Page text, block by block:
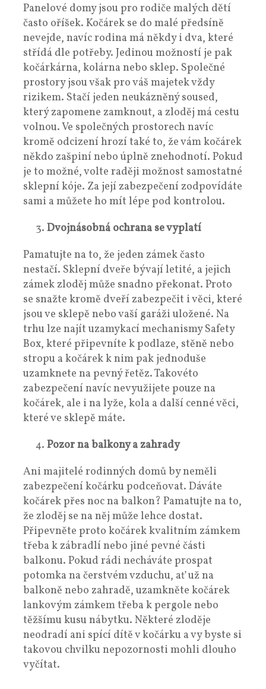
Panelové domy jsou pro rodiče malých dětí
často oříšek. Kočárek se do malé předsíně
nevejde, navíc rodina má někdy i dva, které
střídá dle potřeby. Jedinou možností je pak
kočárkárna, kolárna nebo sklep. Společné
prostory jsou však pro váš majetek vždy
rizikem. Stačí jeden neukázněný soused,
který zapomene zamknout, a zloděj má cestu
volnou. Ve společných prostorech navíc
kromě odcizení hrozí také to, že vám kočárek
někdo zašpiní nebo úplně znehodnotí. Pokud
je to možné, volte raději možnost samostatné
sklepní kóje. Za její zabezpečení zodpovídáte
sami a můžete ho mít lépe pod kontrolou.
Dvojnásobná ochrana se vyplatí
Pamatujte na to, že jeden zámek často
nestačí. Sklepní dveře bývají letité, a jejich
zámek zloděj může snadno překonat. Proto
se snažte kromě dveří zabezpečit i věci, které
jsou ve sklepě nebo vaší garáži uložené. Na
trhu lze najít uzamykací mechanismy Safety
Box, které připevníte k podlaze, stěně nebo
stropu a kočárek k nim pak jednoduše
uzamknete na pevný řetěz. Takovéto
zabezpečení navíc nevyužijete pouze na
kočárek, ale i na lyže, kola a další cenné věci,
které ve sklepě máte.
Pozor na balkony a zahrady
Ani majitelé rodinných domů by neměli
zabezpečení kočárku podceňovat. Dáváte
kočárek přes noc na balkon? Pamatujte na to,
že zloděj se na něj může lehce dostat.
Připevněte proto kočárek kvalitním zámkem
třeba k zábradlí nebo jiné pevné části
balkonu. Pokud rádi necháváte prospat
potomka na čerstvém vzduchu, ať už na
balkoně nebo zahradě, uzamkněte kočárek
lankovým zámkem třeba k pergole nebo
těžšímu kusu nábytku. Některé zloděje
neodradí ani spící dítě v kočárku a vy byste si
takovou chvilku nepozornosti mohli dlouho
vyčítat.